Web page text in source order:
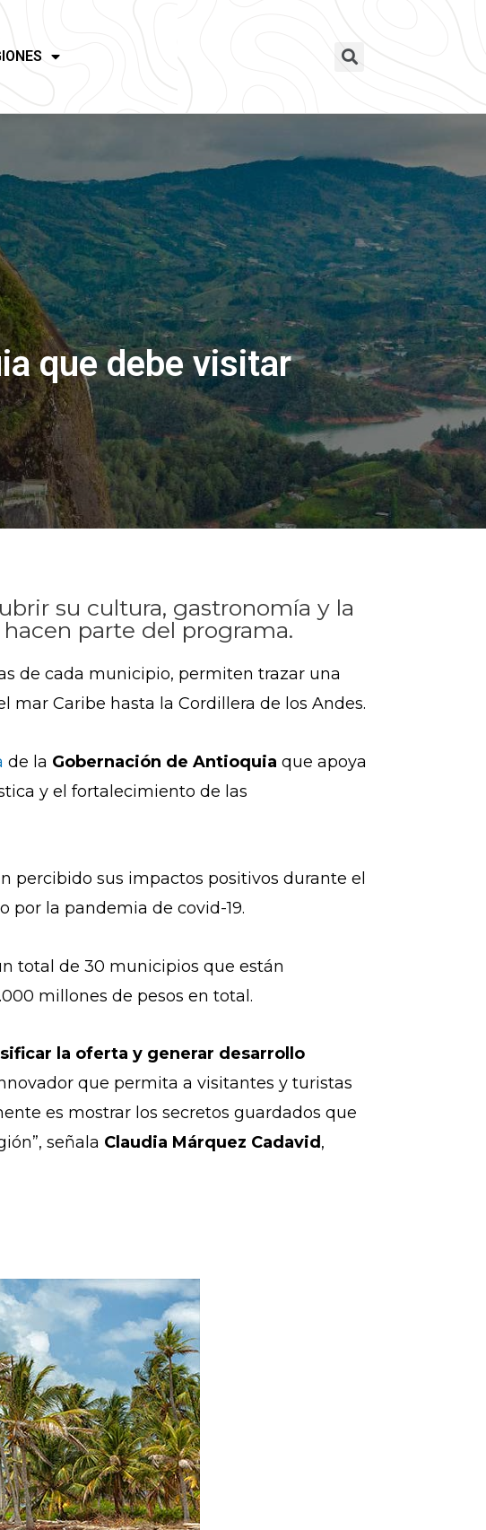
que debe visitar
su cultura, gastronomía y la
parte del programa.
de cada municipio, permiten trazar una
mar Caribe hasta la Cordillera de los Andes.
de la Gobernación de Antioquia que apoya
y el fortalecimiento de las
sus impactos positivos durante el
por la pandemia de covid-19.
total de 30 municipios que están
millones de pesos en total.
la oferta y generar desarrollo
que permita a visitantes y turistas
es mostrar los secretos guardados que
señala Claudia Márquez Cadavid ,